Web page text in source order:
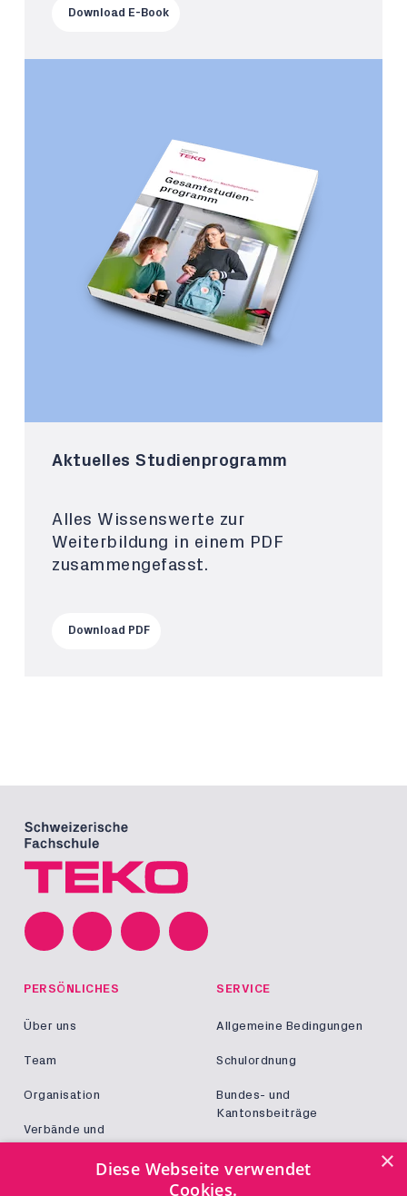
Download E-Book
Aktuelles Studienprogramm
Alles Wissenswerte zur
Weiterbildung in einem PDF
zusammengefasst.
Download PDF
PERSÖNLICHES
Über uns
Team
Organisation
Verbände und
SERVICE
Allgemeine Bedingungen
Schulordnung
Bundes- und
Kantonsbeiträge
×
Diese Webseite verwendet
Cookies.